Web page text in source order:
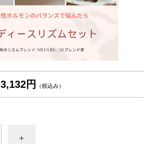
3,132円 （税込み）
+